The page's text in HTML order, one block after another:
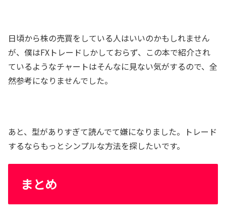
日頃から株の売買をしている人はいいのかもしれません
が、僕はFXトレードしかしておらず、この本で紹介され
ているようなチャートはそんなに見ない気がするので、全
然参考になりませんでした。
あと、型がありすぎて読んでて嫌になりました。トレード
するならもっとシンプルな方法を探したいです。
まとめ